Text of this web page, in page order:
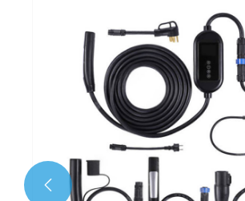
11 kW GBT kannettava EV-laturi
Katso lisää >>
